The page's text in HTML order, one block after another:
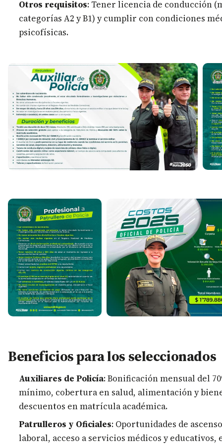
Otros requisitos: Tener licencia de conducción
categorías A2 y B1) y cumplir con condiciones
psicofísicas.
Beneficios para los seleccionados
Auxiliares de Policía: Bonificación mensual del
mínimo, cobertura en salud, alimentación y
descuentos en matrícula académica.
Patrulleros y Oficiales: Oportunidades de
laboral, acceso a servicios médicos y educativos,